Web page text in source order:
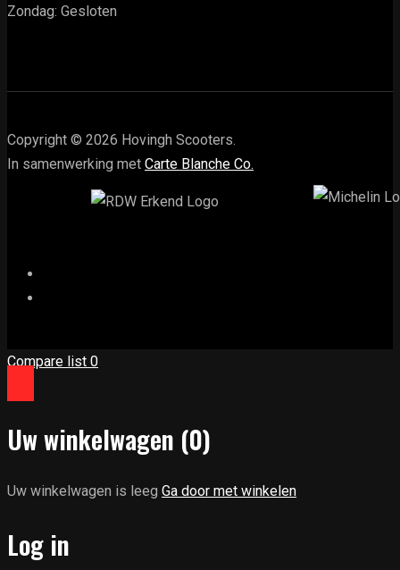
Zondag: Gesloten
Copyright © 2026 Hovingh Scooters.
In samenwerking met Carte Blanche Co.
Compare list 0
Uw winkelwagen (0)
Uw winkelwagen is leeg Ga door met winkelen
Log in